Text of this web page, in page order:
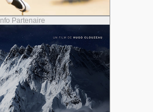
Info Partenaire